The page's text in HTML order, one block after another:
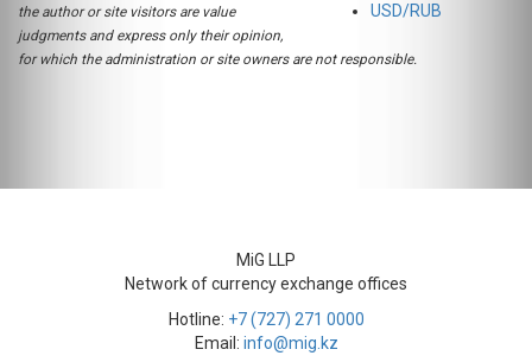
USD/RUB
the author or site visitors are value
judgments and express only their opinion,
for which the administration or site owners are not responsible.
MiG LLP
Network of currency exchange offices
Hotline: +7 (727) 271 0000
Email: info@mig.kz